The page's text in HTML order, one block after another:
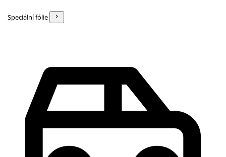
Speciální fólie